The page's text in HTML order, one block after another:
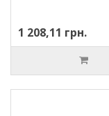
1 208,11 грн.